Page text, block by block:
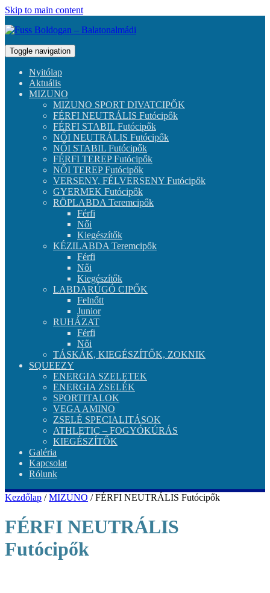
Skip to main content
Toggle navigation
Nyitólap
Aktuális
MIZUNO
MIZUNO SPORT DIVATCIPŐK
FÉRFI NEUTRÁLIS Futócipők
FÉRFI STABIL Futócipők
NŐI NEUTRÁLIS Futócipők
NŐI STABIL Futócipők
FÉRFI TEREP Futócipők
NŐI TEREP Futócipők
VERSENY, FÉLVERSENY Futócipők
GYERMEK Futócipők
RÖPLABDA Teremcipők
Férfi
Női
Kiegészítők
KÉZILABDA Teremcipők
Férfi
Női
Kiegészítők
LABDARÚGÓ CIPŐK
Felnőtt
Junior
RUHÁZAT
Férfi
Női
TÁSKÁK, KIEGÉSZÍTŐK, ZOKNIK
SQUEEZY
ENERGIA SZELETEK
ENERGIA ZSELÉK
SPORTITALOK
VEGA AMINO
ZSELÉ SPECIALITÁSOK
ATHLETIC – FOGYÓKÚRÁS
KIEGÉSZÍTŐK
Galéria
Kapcsolat
Rólunk
Kezdőlap /MIZUNO / FÉRFI NEUTRÁLIS Futócipők
FÉRFI NEUTRÁLIS
Futócipők